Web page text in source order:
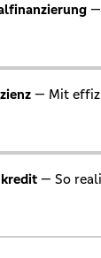
—
— Mit
— So